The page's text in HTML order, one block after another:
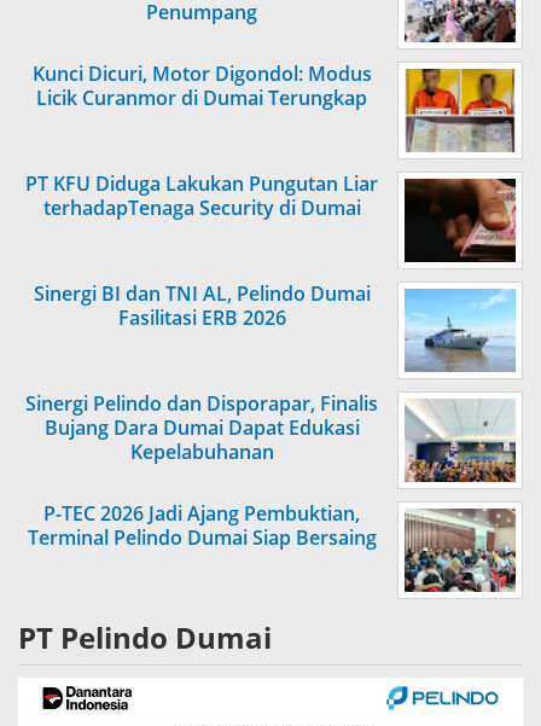
Penumpang
Kunci Dicuri, Motor Digondol: Modus
Licik Curanmor di Dumai Terungkap
PT KFU Diduga Lakukan Pungutan Liar
terhadapTenaga Security di Dumai
Sinergi BI dan TNI AL, Pelindo Dumai
Fasilitasi ERB 2026
Sinergi Pelindo dan Disporapar, Finalis
Bujang Dara Dumai Dapat Edukasi
Kepelabuhanan
P-TEC 2026 Jadi Ajang Pembuktian,
Terminal Pelindo Dumai Siap Bersaing
PT Pelindo Dumai